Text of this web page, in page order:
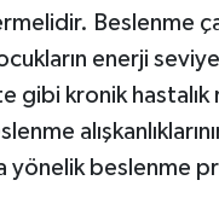
Beslenme
enerji
gibi kronik hastalık
yönelik beslenme